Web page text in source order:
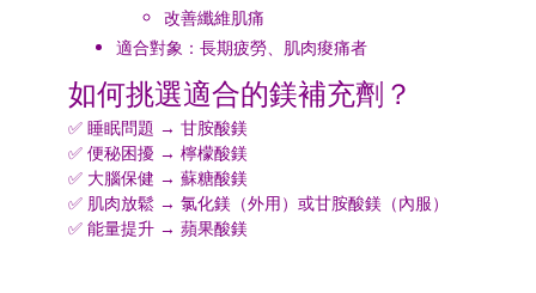
改善纖維肌痛
適合對象：長期疲勞、肌肉痠痛者
如何挑選適合的鎂補充劑？
✅ 睡眠問題 → 甘胺酸鎂
✅ 便秘困擾 → 檸檬酸鎂
✅ 大腦保健 → 蘇糖酸鎂
✅ 肌肉放鬆 → 氯化鎂（外用）或甘胺酸鎂（內服）
✅ 能量提升 → 蘋果酸鎂